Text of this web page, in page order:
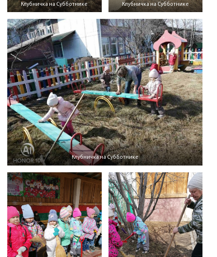
Клубничка на Субботнике Клубничка на Субботнике
Клубничка на Субботнике